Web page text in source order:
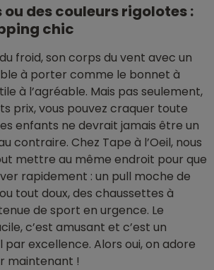
ou des couleurs rigolotes :
chic
froid, son corps du vent avec un
à porter comme le bonnet à
à l’agréable. Mais pas seulement,
prix, vous pouvez craquer toute
enfants ne devrait jamais être un
contraire. Chez Tape à l’Oeil, nous
mettre au même endroit pour que
rapidement : un pull moche de
tout doux, des chaussettes à
de sport en urgence. Le
c’est amusant et c’est un
excellence. Alors oui, on adore
maintenant !